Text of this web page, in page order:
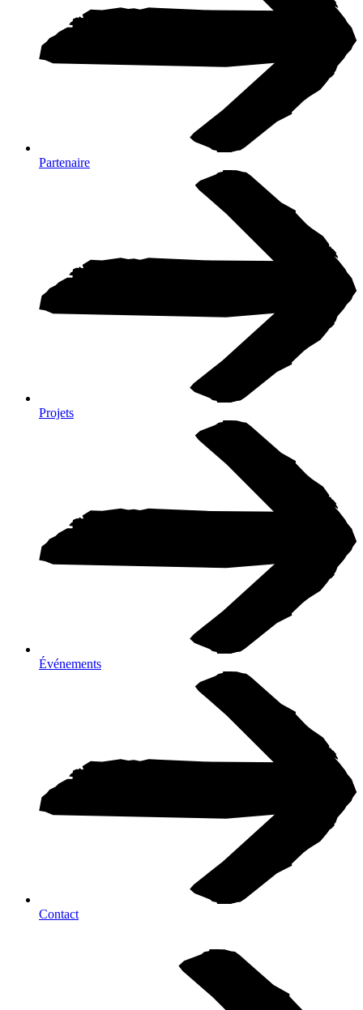
Partenaire
Projets
Événements
Contact